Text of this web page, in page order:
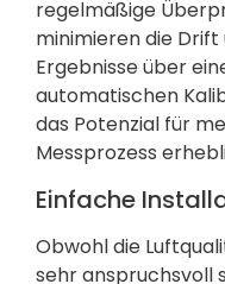
regelmäßige
minimieren die
Ergebnisse über
automatischen
das Potenzial für
Messprozess
Einfache
Obwohl die
sehr anspruchsvoll